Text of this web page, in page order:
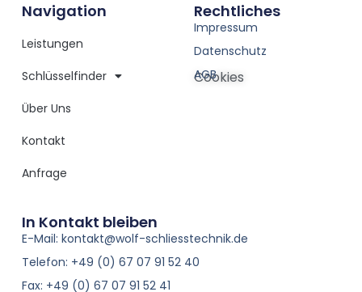
In Kontakt bleiben
E-Mail: kontakt@wolf-schliesstechnik.de
Telefon: +49 (0) 67 07 91 52 40
Fax: +49 (0) 67 07 91 52 41
Navigation
Leistungen
Schlüsselfinder
Über Uns
Kontakt
Anfrage
Rechtliches
Impressum
Datenschutz
AGB
Cookies